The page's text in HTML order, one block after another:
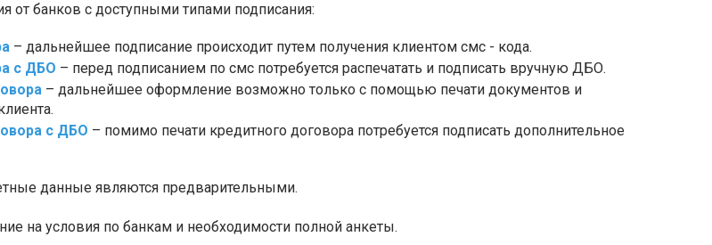
от банков с доступными типами подписания:
– дальнейшее подписание происходит путем получения клиентом смс - кода.
с ДБО – перед подписанием по смс потребуется распечатать и подписать вручную ДБО.
– дальнейшее оформление возможно только с помощью печати документов и
с ДБО – помимо печати кредитного договора потребуется подписать дополнительное
данные являются предварительными.
на условия по банкам и необходимости полной анкеты.